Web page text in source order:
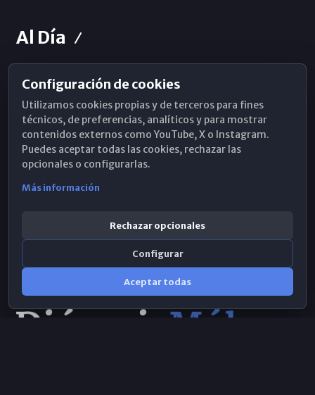
Al Día
Horarios de Misa
Hemeroteca
WhatsApp
Configuración de cookies
Utilizamos cookies propias y de terceros para fines
técnicos, de preferencias, analíticos y para mostrar
contenidos externos como YouTube, X o Instagram.
Puedes aceptar todas las cookies, rechazar las
opcionales o configurarlas.
Más información
Rechazar opcionales
Configurar
Aceptar todas